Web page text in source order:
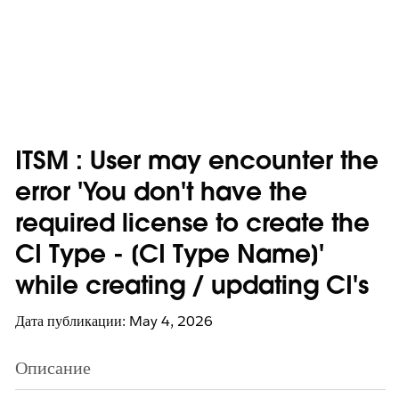
ITSM : User may encounter the
error 'You don't have the
required license to create the
CI Type - [CI Type Name]'
while creating / updating CI's
Дата публикации: May 4, 2026
Описание